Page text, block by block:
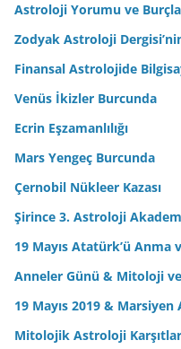
Astroloji Yorumu ve
Zodyak Astroloji Dergisi’nin
Finansal Astrolojide
Venüs İkizler Burcunda
Ecrin Eşzamanlılığı
Mars Yengeç Burcunda
Çernobil Nükleer Kazası
Şirince 3. Astroloji
19 Mayıs Atatürk’ü Anma
Anneler Günü & Mitoloji
19 Mayıs 2019 & Marsiyen
Mitolojik Astroloji